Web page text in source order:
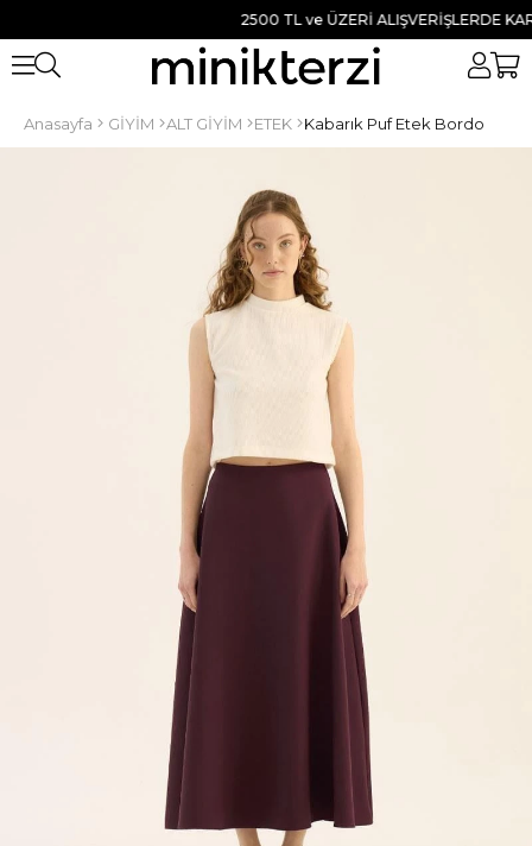
2500 TL ve ÜZERİ ALIŞVERİŞLERDE
Anasayfa GİYİM ALT GİYİM ETEK Kabarık Puf Etek Bordo